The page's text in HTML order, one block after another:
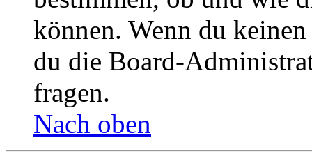
können. Wenn du
du die Board-
fragen.
Nach oben